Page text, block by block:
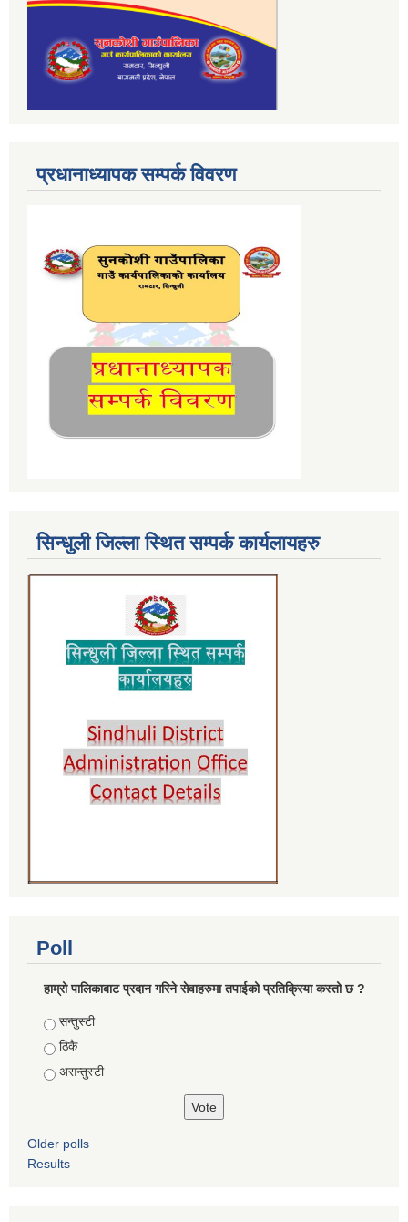
प्रधानाध्यापक सम्पर्क विवरण
सिन्धुली जिल्ला स्थित सम्पर्क कार्यलायहरु
Poll
हाम्रो पालिकाबाट प्रदान गरिने सेवाहरुमा तपाईको प्रतिक्रिया कस्तो छ ?
Choices
सन्तुस्टी
ठिकै
असन्तुस्टी
Older polls
Results